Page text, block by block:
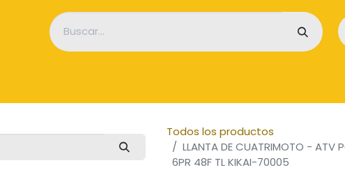
Todos los productos
LLANTA DE CUATRIMOTO - ATV
6PR 48F TL KIKAI-70005